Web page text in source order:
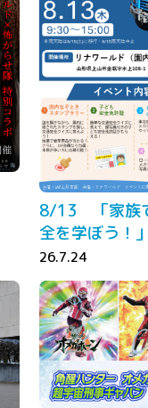
8/13 「家族
全を学ぼう！
26.7.24